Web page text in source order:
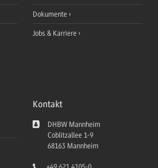
Dokumente
Jobs & Karriere
Kontakt
DHBW Mannheim
Coblitzallee 1-9
68163 Mannheim